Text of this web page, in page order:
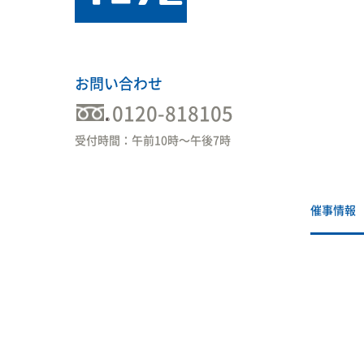
お問い合わせ
0120-818105
受付時間：午前10時〜午後7時
催事情報